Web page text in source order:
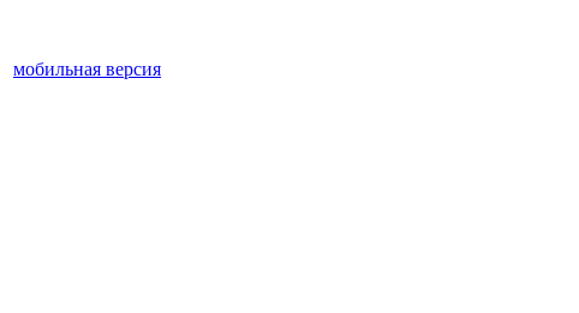
мобильная версия